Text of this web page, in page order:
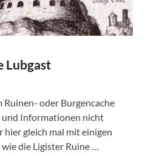
Lubgast
oder Burgencache
Informationen nicht
gleich mal mit einigen
wie die Ligister Ruine …